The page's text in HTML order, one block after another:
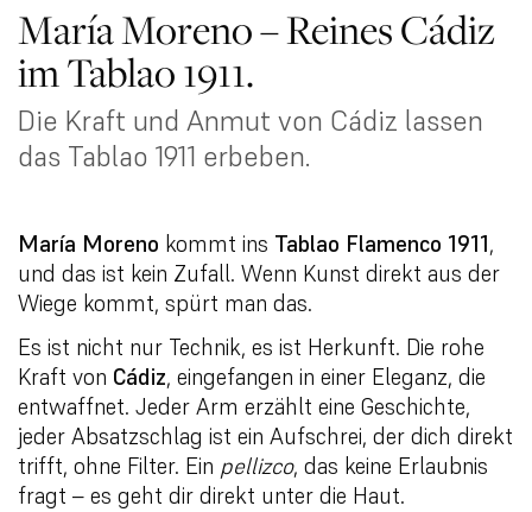
María Moreno – Reines Cádiz
im Tablao 1911.
Die Kraft und Anmut von Cádiz lassen
das Tablao 1911 erbeben.
María Moreno kommt ins Tablao Flamenco 1911,
und das ist kein Zufall. Wenn Kunst direkt aus der
Wiege kommt, spürt man das.
Es ist nicht nur Technik, es ist Herkunft. Die rohe
Kraft von Cádiz, eingefangen in einer Eleganz, die
entwaffnet. Jeder Arm erzählt eine Geschichte,
jeder Absatzschlag ist ein Aufschrei, der dich direkt
trifft, ohne Filter. Ein pellizco, das keine Erlaubnis
fragt – es geht dir direkt unter die Haut.